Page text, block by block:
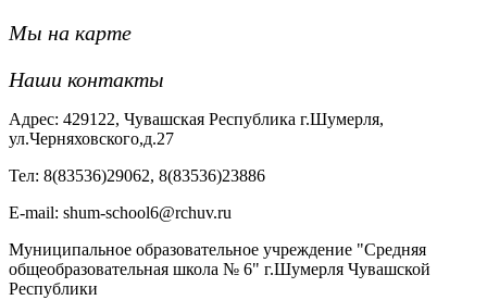
Мы на карте
Наши контакты
Адрес: 429122, Чувашская Республика г.Шумерля,
ул.Черняховского,д.27
Тел: 8(83536)29062, 8(83536)23886
Е-mail: shum-school6@rchuv.ru
Муниципальное образовательное учреждение "Средняя
общеобразовательная школа № 6" г.Шумерля Чувашской
Республики